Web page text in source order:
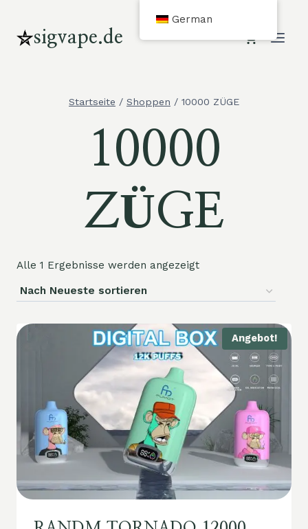
Inhalt
springensigvape.de
Startseite / Shoppen / 10000 ZÜGE
10000
ZÜGE
Alle 1 Ergebnisse werden angezeigt
Angebot!
German